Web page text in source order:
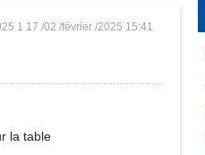
1 17 /02 /février /2025 15:41
la table